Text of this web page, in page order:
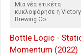
Μια νέα ετικέτα
κυκλοφόρησε η Victory
Brewing Co.
Bottle Logic -
Momentum (2022)